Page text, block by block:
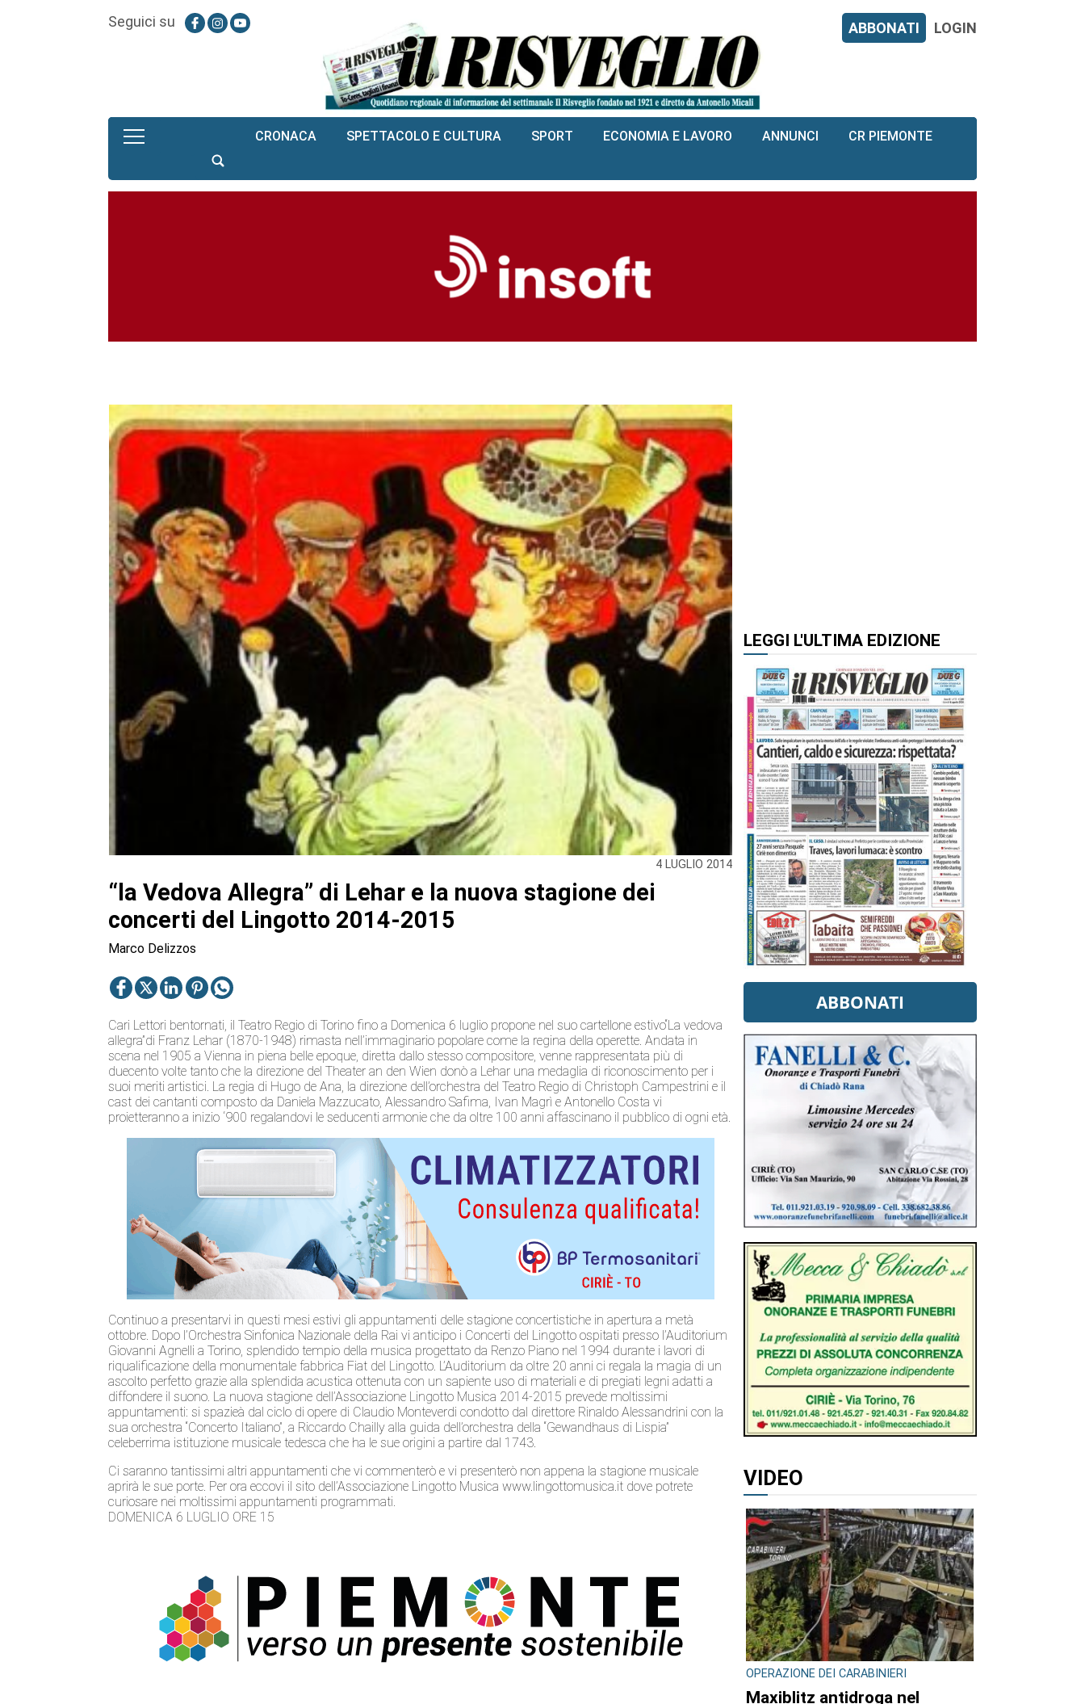
Seguici su ABBONATI LOGIN
CRONACA SPETTACOLO E CULTURA SPORT ECONOMIA E LAVORO ANNUNCI CR PIEMONTE
4 LUGLIO 2014
“la Vedova Allegra” di Lehar e la nuova stagione dei
concerti del Lingotto 2014-2015
Marco Delizzos
Cari Lettori bentornati, il Teatro Regio di Torino fino a Domenica 6 luglio propone nel suo cartellone estivo“La vedova
allegra”di Franz Lehar (1870-1948) rimasta nell’immaginario popolare come la regina della operette. Andata in
scena nel 1905 a Vienna in piena belle epoque, diretta dallo stesso compositore, venne rappresentata più di
duecento volte tanto che la direzione del Theater an den Wien donò a Lehar una medaglia di riconoscimento per i
suoi meriti artistici. La regia di Hugo de Ana, la direzione dell’orchestra del Teatro Regio di Christoph Campestrini e il
cast dei cantanti composto da Daniela Mazzucato, Alessandro Safima, Ivan Magrì e Antonello Costa vi
proietteranno a inizio ‘900 regalandovi le seducenti armonie che da oltre 100 anni affascinano il pubblico di ogni età.
Continuo a presentarvi in questi mesi estivi gli appuntamenti delle stagione concertistiche in apertura a metà
ottobre. Dopo l’Orchestra Sinfonica Nazionale della Rai vi anticipo i Concerti del Lingotto ospitati presso l’Auditorium
Giovanni Agnelli a Torino, splendido tempio della musica progettato da Renzo Piano nel 1994 durante i lavori di
riqualificazione della monumentale fabbrica Fiat del Lingotto. L’Auditorium da oltre 20 anni ci regala la magia di un
ascolto perfetto grazie alla splendida acustica ottenuta con un sapiente uso di materiali e di pregiati legni adatti a
diffondere il suono. La nuova stagione dell’Associazione Lingotto Musica 2014-2015 prevede moltissimi
appuntamenti: si spazieà dal ciclo di opere di Claudio Monteverdi condotto dal direttore Rinaldo Alessandrini con la
sua orchestra “Concerto Italiano”, a Riccardo Chailly alla guida dell’orchestra della “Gewandhaus di Lispia”
celeberrima istituzione musicale tedesca che ha le sue origini a partire dal 1743.
Ci saranno tantissimi altri appuntamenti che vi commenterò e vi presenterò non appena la stagione musicale
aprirà le sue porte. Per ora eccovi il sito dell’Associazione Lingotto Musica www.lingottomusica.it dove potrete
curiosare nei moltissimi appuntamenti programmati.
DOMENICA 6 LUGLIO ORE 15
LEGGI L'ULTIMA EDIZIONE
ABBONATI
VIDEO
OPERAZIONE DEI CARABINIERI
Maxiblitz antidroga nel